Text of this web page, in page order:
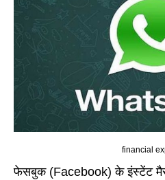
financial
फेसबुक (Facebook) के इंस्टेंट